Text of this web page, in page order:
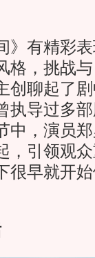
有精彩表
格，挑战
创聊起了
执导过多
中，演员
，引领观
很早就开